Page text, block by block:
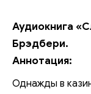
Аудиокнига
Брэдбери.
Аннотация:
Однажды в